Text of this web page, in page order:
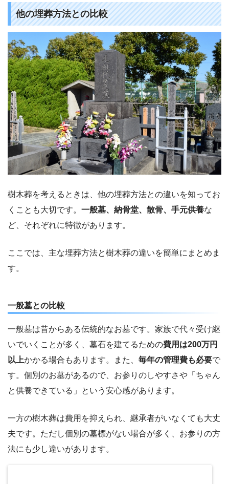
他の埋葬方法との比較
樹木葬を考えるときは、他の埋葬方法との違いを知ってお
くことも大切です。 一般墓、納骨堂、散骨、手元供養な
ど、それぞれに特徴があります。
ここでは、主な埋葬方法と樹木葬の違いを簡単にまとめま
す。
一般墓との比較
一般墓は昔からある伝統的なお墓です。家族で代々受け継
いでいくことが多く、墓石を建てるための費用は200万円
以上かかる場合もあります。また、 毎年の管理費も必要で
す。個別のお墓があるので、お参りのしやすさや「ちゃん
と供養できている」という安心感があります。
一方の樹木葬は費用を抑えられ、継承者がいなくても大丈
夫です。ただし個別の墓標がない場合が多く、お参りの方
法にも少し違いがあります。